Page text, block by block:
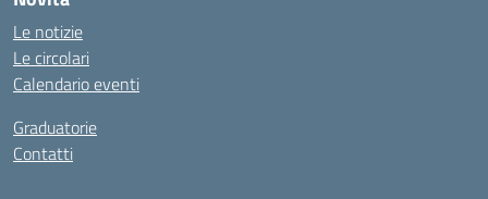
Le notizie
Le circolari
Calendario eventi
Graduatorie
Contatti